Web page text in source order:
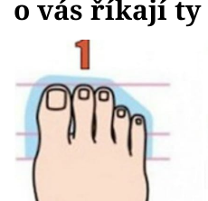
Bydlení
Zahrada
Design
Sledujte prima+
o vás říkají ty